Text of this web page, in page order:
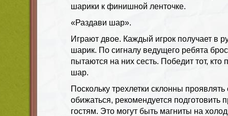
шарики к финишной ленточке.
«Раздави шар».
Играют двое. Каждый игрок получает в
шарик. По сигналу ведущего ребята
пытаются на них сесть. Победит тот,
шар.
Поскольку трехлетки склонны проявлять
обижаться, рекомендуется подготовить
гостям. Это могут быть магниты на